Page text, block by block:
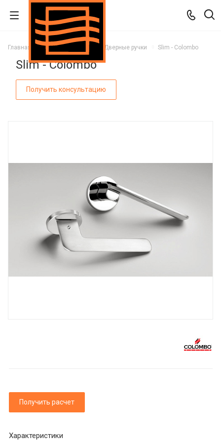
Главная Каталог Дверные ручки Slim - Colombo
Slim - Colombo
Получить консультацию
Получить расчет
Характеристики